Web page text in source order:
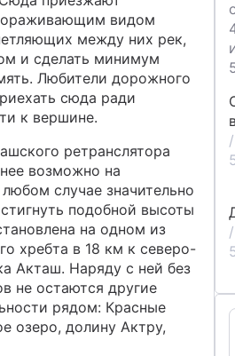
видом
между них рек,
и сделать минимум
Любители дорожного
сюда ради
к вершине.
ретранслятора
возможно на
случае значительно
подобной высоты
на одном из
хребта в 18 км к северо-
Акташ. Наряду с ней без
не остаются другие
рядом: Красные
озеро, долину Актру,
/
/